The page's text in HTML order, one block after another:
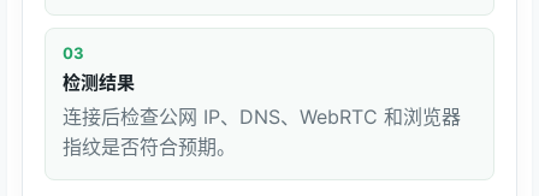
03
检测结果
连接后检查公网 IP、DNS、WebRTC 和浏览器
指纹是否符合预期。